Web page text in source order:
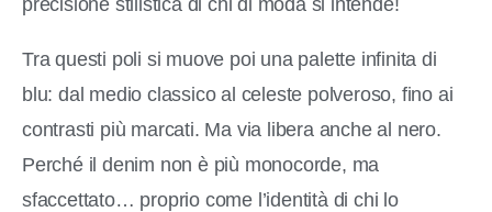
Tra questi poli si muove poi una palette infinita di
blu: dal medio classico al celeste polveroso, fino ai
contrasti più marcati. Ma via libera anche al nero.
Perché il denim non è più monocorde, ma
sfaccettato… proprio come l’identità di chi lo